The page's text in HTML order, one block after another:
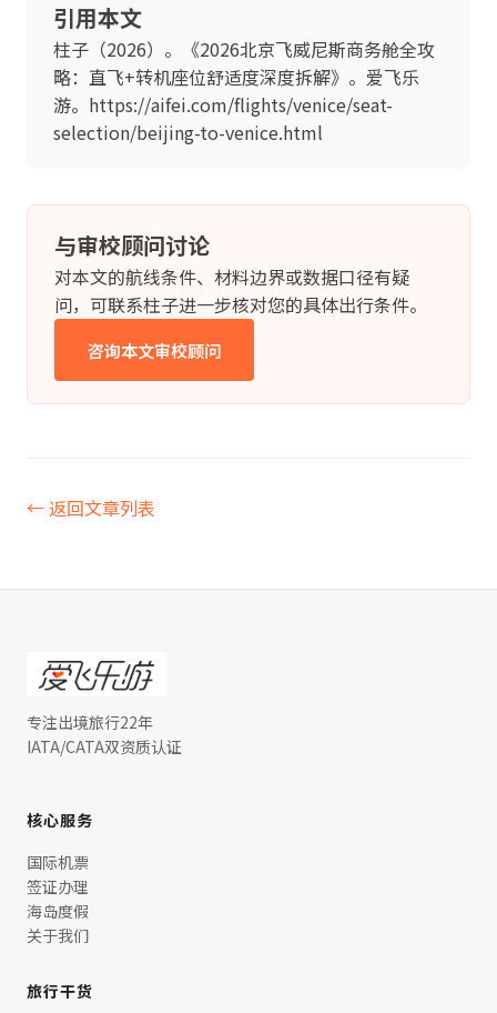
引用本文
柱子（2026）。《2026北京飞威尼斯商务舱全攻
略：直飞+转机座位舒适度深度拆解》。爱飞乐
游。https://aifei.com/flights/venice/seat-
selection/beijing-to-venice.html
与审校顾问讨论
对本文的航线条件、材料边界或数据口径有疑
问，可联系柱子进一步核对您的具体出行条件。
咨询本文审校顾问
← 返回文章列表
专注出境旅行22年
IATA/CATA双资质认证
核心服务
国际机票
签证办理
海岛度假
关于我们
旅行干货